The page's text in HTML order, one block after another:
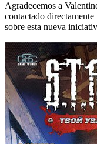
Agradecemos a
contactado
sobre esta nueva